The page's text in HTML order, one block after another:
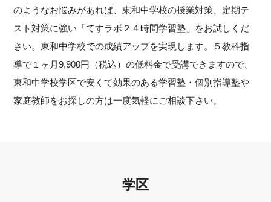
のようなお悩みがあれば、東和中学校の授業対策、定期テ
スト対策に強い「てすラボ２４時間学習塾」をお試しくだ
さい。東和中学校での成績アップを実現します。５教科指
導で１ヶ月9,900円（税込）の低料金で受講できますので、
東和中学校学区で安くて効果のある学習塾・個別指導塾や
家庭教師をお探しの方は一度気軽にご相談下さい。
学区